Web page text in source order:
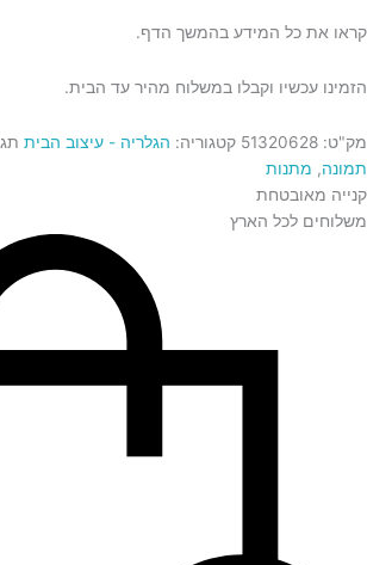
קראו את כל המידע בהמשך הדף.
הזמינו עכשיו וקבלו במשלוח מהיר עד הבית.
מק"ט: 51320628 קטגוריה: הגלריה - עיצוב הבית
תמונה, מתנות
קנייה מאובטחת
משלוחים לכל הארץ